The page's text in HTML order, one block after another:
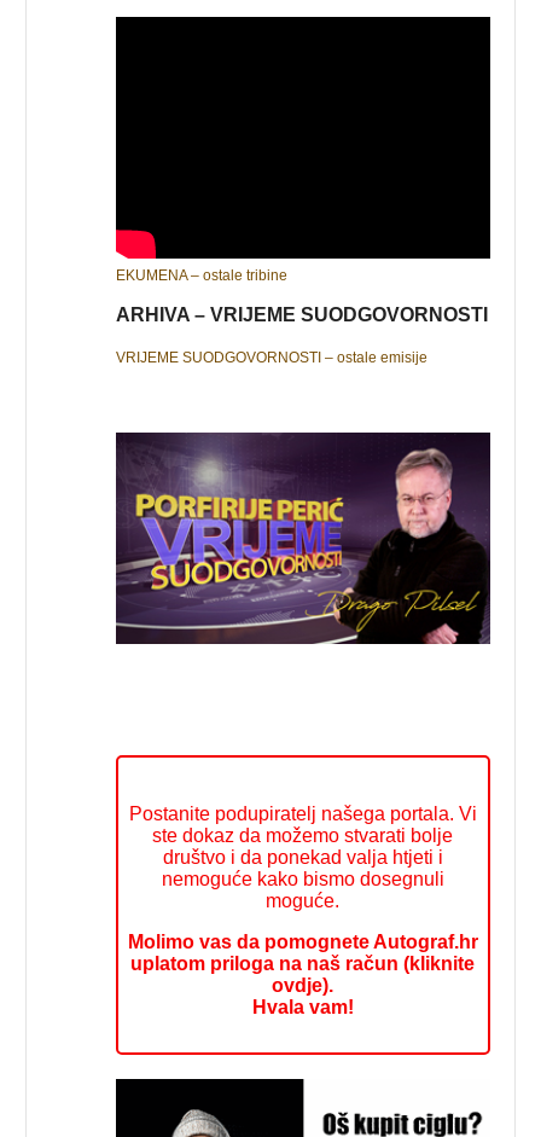
EKUMENA – ostale tribine
ARHIVA – VRIJEME SUODGOVORNOSTI
VRIJEME SUODGOVORNOSTI – ostale emisije
Postanite podupiratelj našega portala. Vi
ste dokaz da možemo stvarati bolje
društvo i da ponekad valja htjeti i
nemoguće kako bismo dosegnuli
moguće.
Molimo vas da pomognete Autograf.hr
uplatom priloga na naš račun (kliknite
ovdje).
Hvala vam!